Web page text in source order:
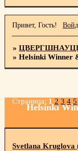
Привет, Гость!
»
»Helsinki Winner
Helsinki
Страница: 1 2 3 4 5
Svetlana Kruglova